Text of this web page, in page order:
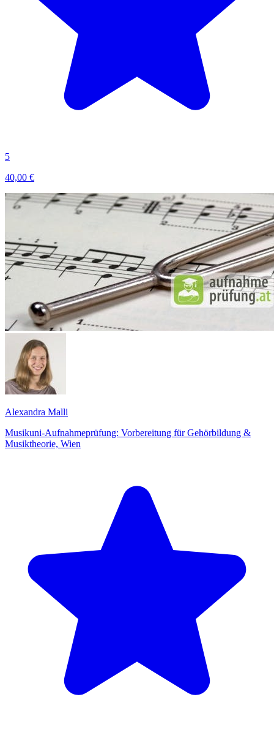
5
40,00 €
Alexandra Malli
Musikuni-Aufnahmeprüfung: Vorbereitung für Gehörbildung &
Musiktheorie, Wien